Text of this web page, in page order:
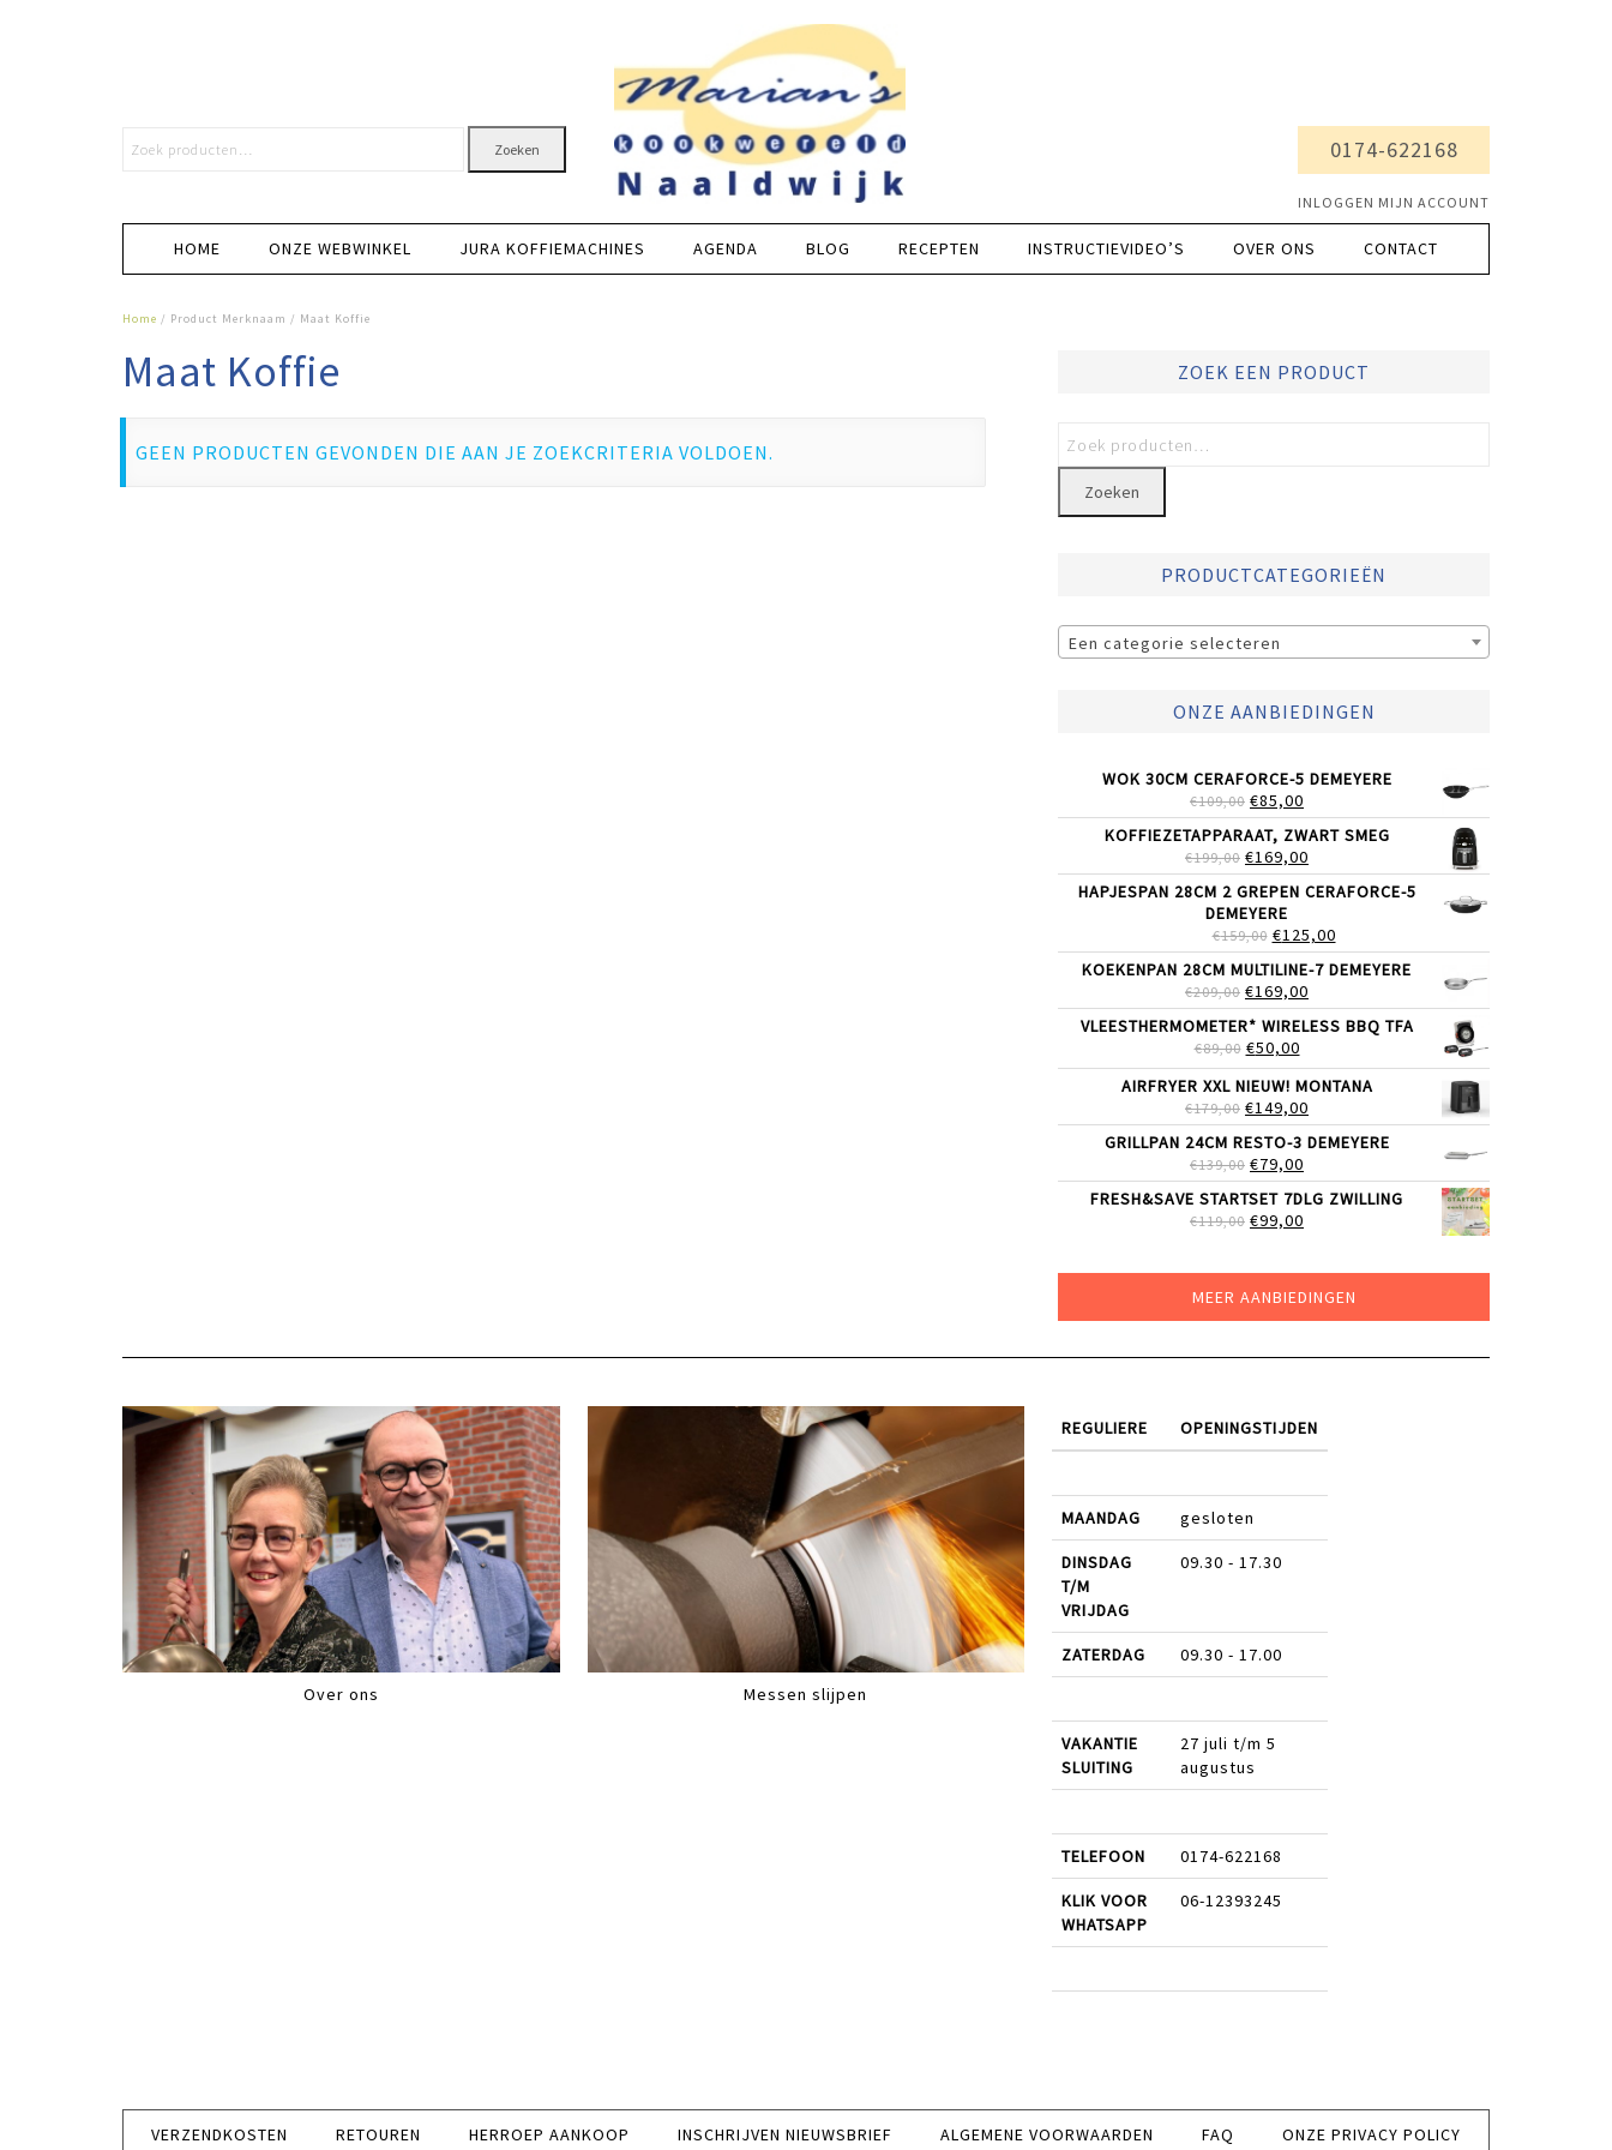
Zoeken 0174-622168
INLOGGEN MIJN ACCOUNT
HOME ONZE WEBWINKEL JURA KOFFIEMACHINES AGENDA BLOG RECEPTEN INSTRUCTIEVIDEO’S OVER ONS CONTACT
Home / Product Merknaam / Maat Koffie
Maat Koffie
GEEN PRODUCTEN GEVONDEN DIE AAN JE ZOEKCRITERIA VOLDOEN.
ZOEK EEN PRODUCT
Zoeken
PRODUCTCATEGORIEËN
Een categorie selecteren
ONZE AANBIEDINGEN
WOK 30CM CERAFORCE-5 DEMEYERE
€109,00 OORSPRONKELIJKE
PRIJS
WAS:
€109,00.
€85,00
PRIJS
IS:
€85,00.
KOFFIEZETAPPARAAT, ZWART SMEG
€199,00 OORSPRONKELIJKE
PRIJS
WAS:
€199,00.
€169,00
PRIJS
IS:
HAPJESPAN 28CM 2 GREPEN CERAFORCE-5
DEMEYERE
€159,00 OORSPRONKELIJKE
PRIJS
WAS:
€159,00.
€125,00HUIDIGE
PRIJS
IS:
KOEKENPAN 28CM MULTILINE-7 DEMEYERE
€209,00 OORSPRONKELIJKE
PRIJS
WAS:
€209,00.
€169,00
PRIJS
IS:
VLEESTHERMOMETER* WIRELESS BBQ TFA
€89,00 OORSPRONKELIJKE
PRIJS
WAS:
€89,00.
€50,00HUIDIGE
PRIJS
IS:
€50,00.
AIRFRYER XXL NIEUW! MONTANA
€179,00 OORSPRONKELIJKE
PRIJS
WAS:
€179,00.
€149,00
PRIJS
IS:
GRILLPAN 24CM RESTO-3 DEMEYERE
€139,00 OORSPRONKELIJKE
PRIJS
WAS:
€139,00.
€79,00
PRIJS
IS:
€79,00.
FRESH&SAVE STARTSET 7DLG ZWILLING
€119,00 OORSPRONKELIJKE
€99,00
MEER AANBIEDINGEN
Over ons Messen slijpen
REGULIERE OPENINGSTIJDEN
MAANDAG gesloten
DINSDAG
T/M
VRIJDAG
09.30 - 17.30
ZATERDAG 09.30 - 17.00
VAKANTIE
SLUITING
27 juli t/m 5
augustus
TELEFOON 0174-622168
KLIK VOOR
WHATSAPP
06-12393245
VERZENDKOSTEN RETOUREN HERROEP AANKOOP INSCHRIJVEN NIEUWSBRIEF ALGEMENE VOORWAARDEN FAQ ONZE PRIVACY POLICY